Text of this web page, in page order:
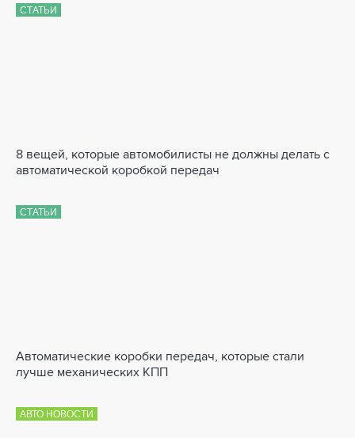
СТАТЬИ
8 вещей, которые автомобилисты не должны делать с
автоматической коробкой передач
СТАТЬИ
Автоматические коробки передач, которые стали
лучше механических КПП
АВТО НОВОСТИ